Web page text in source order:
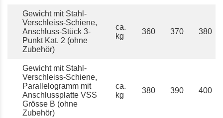
Gewicht mit Stahl-
Verschleiss-Schiene,
Anschluss-Stück 3-
Punkt Kat. 2 (ohne
Zubehör)
ca.
kg
360 370 380
Gewicht mit Stahl-
Verschleiss-Schiene,
Parallelogramm mit
Anschlussplatte VSS
Grösse B (ohne
Zubehör)
ca.
kg
380 390 400